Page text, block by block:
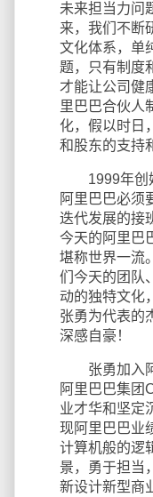
未来担当力问
来，我们不断
文化体系，单
题，只有制度
才能让公司健
里巴巴合伙人
化，假以时日
和股东的支持
1999年创始
阿里巴巴必须
迭代发展的接
今天的阿里巴
堪称世界一流
们今天的团队
动的独特文化
张勇为代表的
深感自豪！
张勇加入阿
阿里巴巴集团
业才华和坚定
现阿里巴巴业
计算机般的逻
景，勇于担当
新设计新型商